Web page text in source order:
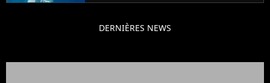
DERNIÈRES NEWS